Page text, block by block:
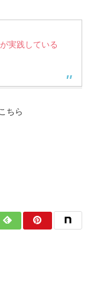
実践している
ちら